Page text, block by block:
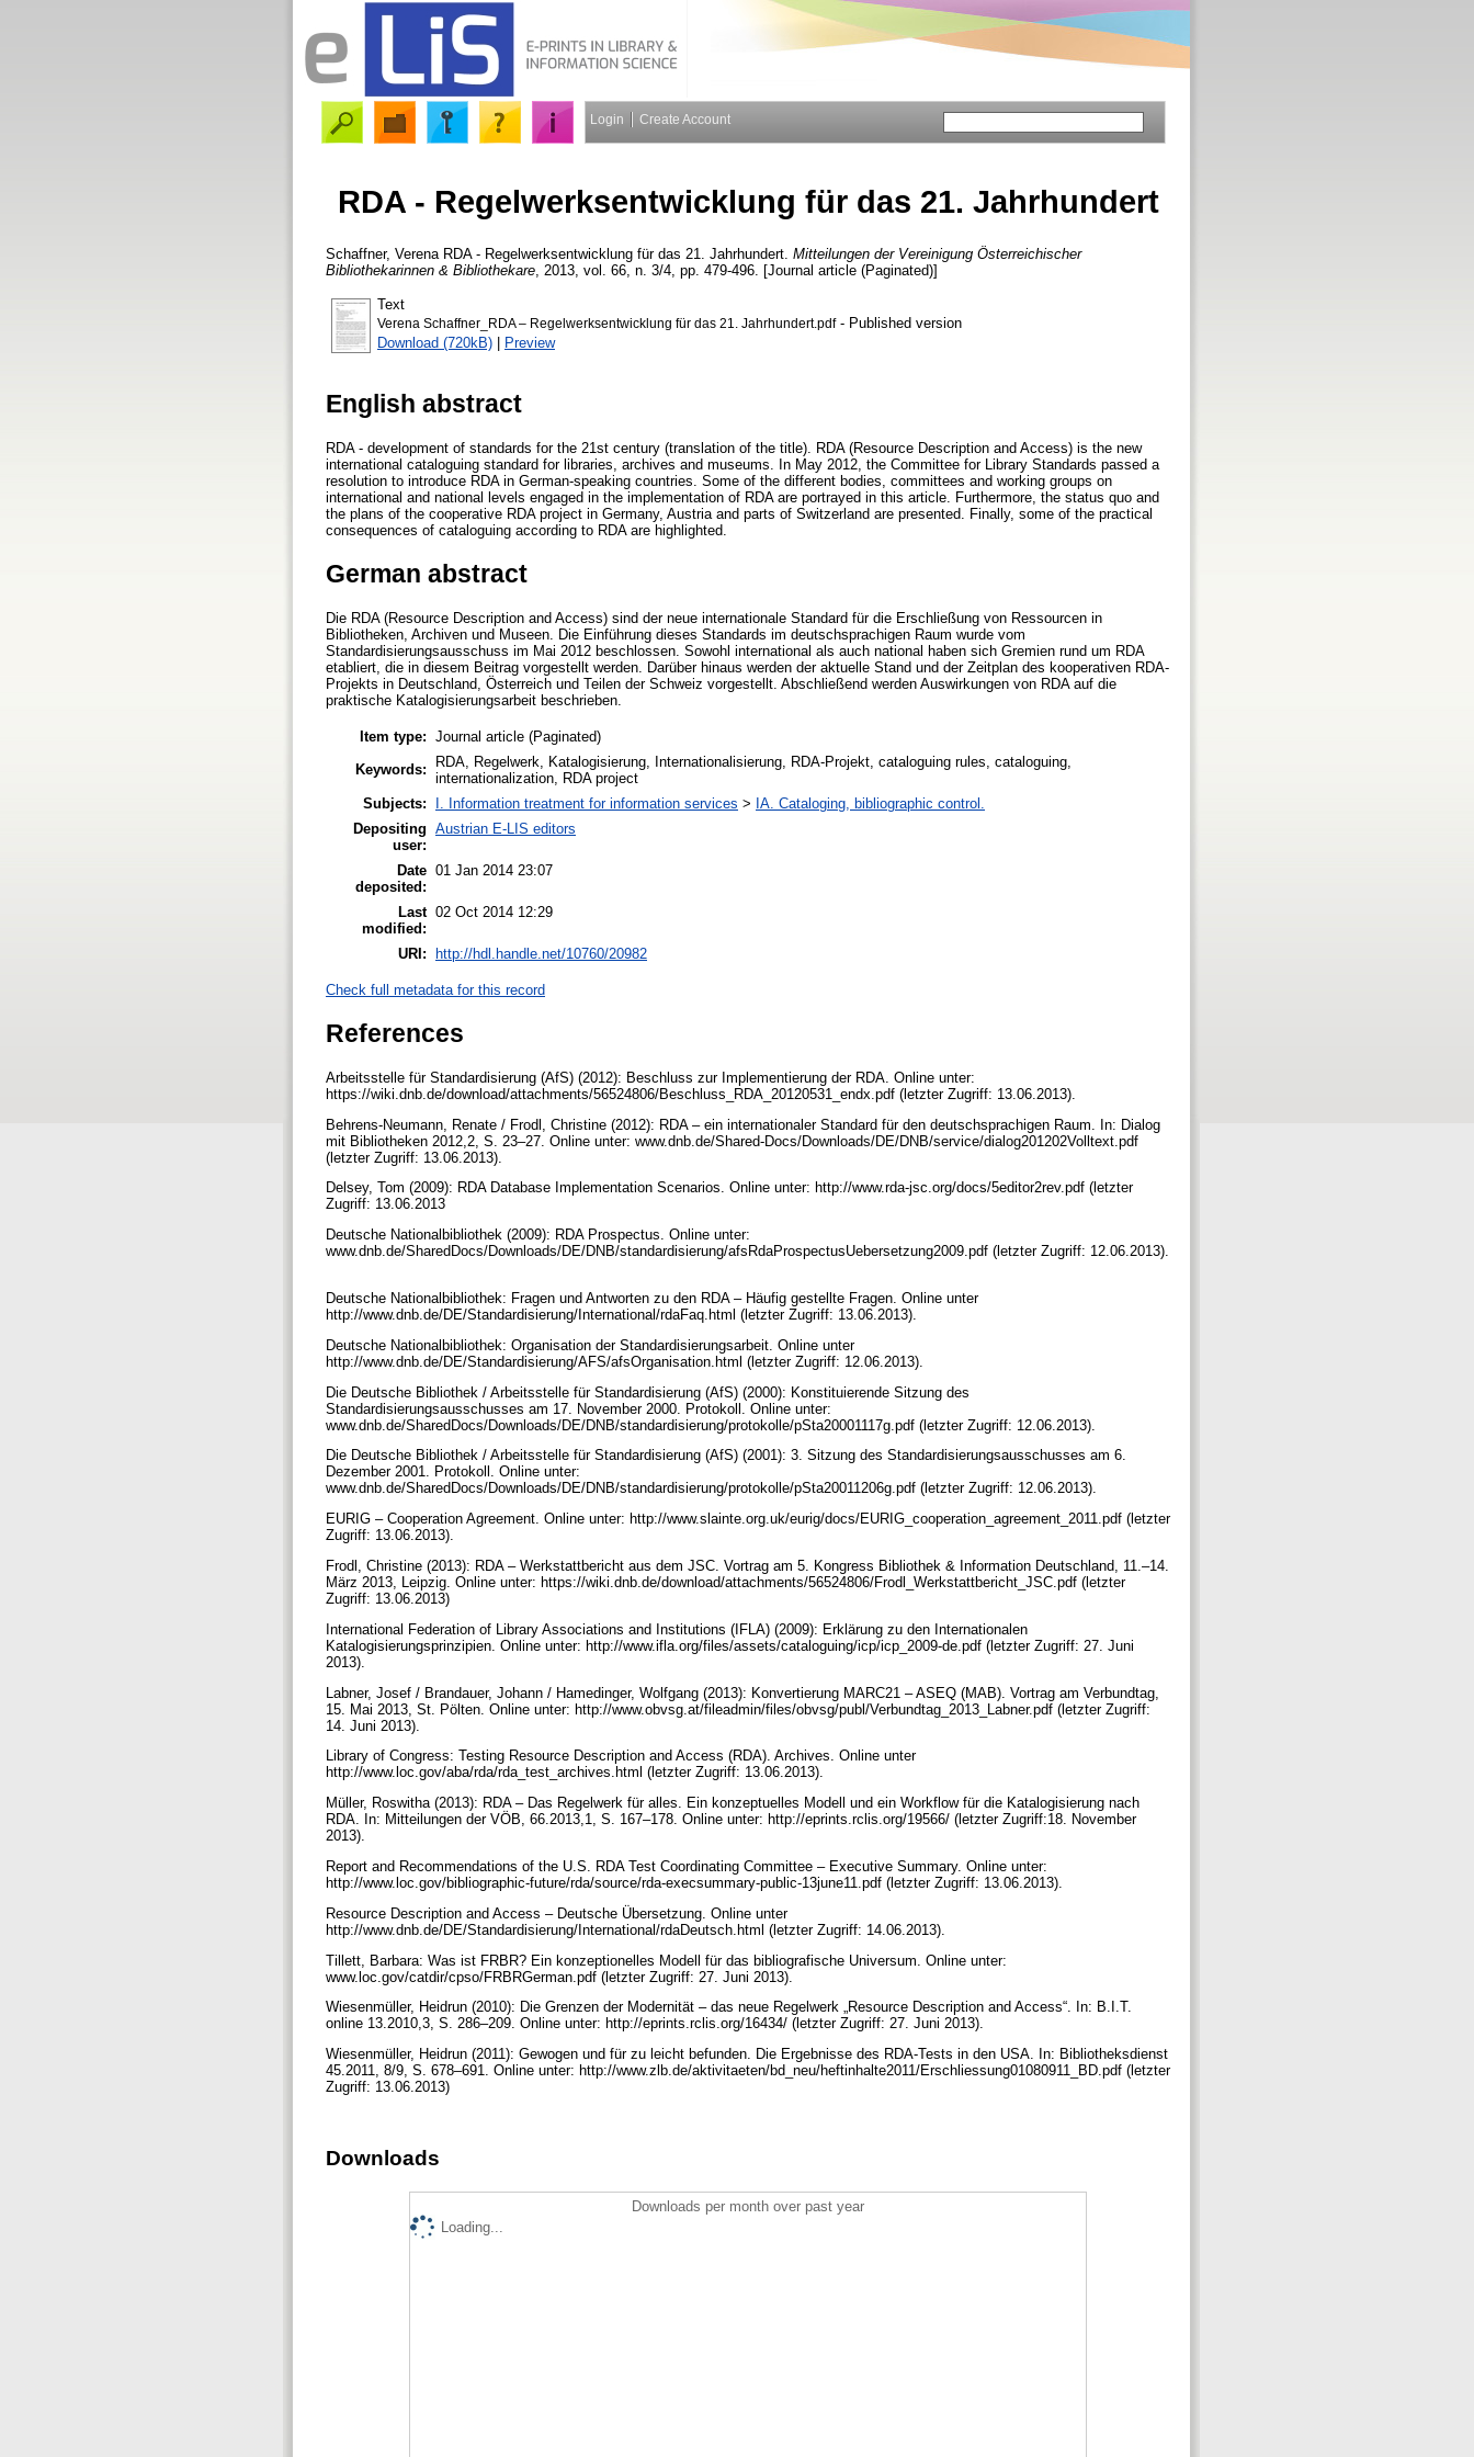
Login Create Account
RDA - Regelwerksentwicklung für das 21. Jahrhundert
Schaffner, Verena RDA - Regelwerksentwicklung für das 21. Jahrhundert. Mitteilungen der Vereinigung Österreichischer
Bibliothekarinnen & Bibliothekare , 2013, vol. 66, n. 3/4, pp. 479-496. [Journal article (Paginated)]
Text
Verena Schaffner_RDA – Regelwerksentwicklung für das 21. Jahrhundert.pdf- Published version
Download (720kB) | Preview
English abstract
RDA - development of standards for the 21st century (translation of the title). RDA (Resource Description and Access) is the new
international cataloguing standard for libraries, archives and museums. In May 2012, the Committee for Library Standards passed a
resolution to introduce RDA in German-speaking countries. Some of the different bodies, committees and working groups on
international and national levels engaged in the implementation of RDA are portrayed in this article. Furthermore, the status quo and
the plans of the cooperative RDA project in Germany, Austria and parts of Switzerland are presented. Finally, some of the practical
consequences of cataloguing according to RDA are highlighted.
German abstract
Die RDA (Resource Description and Access) sind der neue internationale Standard für die Erschließung von Ressourcen in
Bibliotheken, Archiven und Museen. Die Einführung dieses Standards im deutschsprachigen Raum wurde vom
Standardisierungsausschuss im Mai 2012 beschlossen. Sowohl international als auch national haben sich Gremien rund um RDA
etabliert, die in diesem Beitrag vorgestellt werden. Darüber hinaus werden der aktuelle Stand und der Zeitplan des kooperativen RDA-
Projekts in Deutschland, Österreich und Teilen der Schweiz vorgestellt. Abschließend werden Auswirkungen von RDA auf die
praktische Katalogisierungsarbeit beschrieben.
Item type: Journal article (Paginated)
Keywords:
RDA, Regelwerk, Katalogisierung, Internationalisierung, RDA-Projekt, cataloguing rules, cataloguing,
internationalization, RDA project
Subjects:
I. Information treatment for information services > IA. Cataloging, bibliographic control.
Depositing
user:
Austrian E-LIS editors
Date
deposited:
01 Jan 2014 23:07
Last
modified:
02 Oct 2014 12:29
URI: http://hdl.handle.net/10760/20982
Check full metadata for this record
References
Arbeitsstelle für Standardisierung (AfS) (2012): Beschluss zur Implementierung der RDA. Online unter:
https://wiki.dnb.de/download/attachments/56524806/Beschluss_RDA_20120531_endx.pdf (letzter Zugriff: 13.06.2013).
Behrens-Neumann, Renate / Frodl, Christine (2012): RDA – ein internationaler Standard für den deutschsprachigen Raum. In: Dialog
mit Bibliotheken 2012,2, S. 23–27. Online unter: www.dnb.de/Shared-Docs/Downloads/DE/DNB/service/dialog201202Volltext.pdf
(letzter Zugriff: 13.06.2013).
Delsey, Tom (2009): RDA Database Implementation Scenarios. Online unter: http://www.rda-jsc.org/docs/5editor2rev.pdf (letzter
Zugriff: 13.06.2013
Deutsche Nationalbibliothek (2009): RDA Prospectus. Online unter:
www.dnb.de/SharedDocs/Downloads/DE/DNB/standardisierung/afsRdaProspectusUebersetzung2009.pdf (letzter Zugriff: 12.06.2013).
Deutsche Nationalbibliothek: Fragen und Antworten zu den RDA – Häufig gestellte Fragen. Online unter
http://www.dnb.de/DE/Standardisierung/International/rdaFaq.html (letzter Zugriff: 13.06.2013).
Deutsche Nationalbibliothek: Organisation der Standardisierungsarbeit. Online unter
http://www.dnb.de/DE/Standardisierung/AFS/afsOrganisation.html (letzter Zugriff: 12.06.2013).
Die Deutsche Bibliothek / Arbeitsstelle für Standardisierung (AfS) (2000): Konstituierende Sitzung des
Standardisierungsausschusses am 17. November 2000. Protokoll. Online unter:
www.dnb.de/SharedDocs/Downloads/DE/DNB/standardisierung/protokolle/pSta20001117g.pdf (letzter Zugriff: 12.06.2013).
Die Deutsche Bibliothek / Arbeitsstelle für Standardisierung (AfS) (2001): 3. Sitzung des Standardisierungsausschusses am 6.
Dezember 2001. Protokoll. Online unter:
www.dnb.de/SharedDocs/Downloads/DE/DNB/standardisierung/protokolle/pSta20011206g.pdf (letzter Zugriff: 12.06.2013).
EURIG – Cooperation Agreement. Online unter: http://www.slainte.org.uk/eurig/docs/EURIG_cooperation_agreement_2011.pdf (letzter
Zugriff: 13.06.2013).
Frodl, Christine (2013): RDA – Werkstattbericht aus dem JSC. Vortrag am 5. Kongress Bibliothek & Information Deutschland, 11.–14.
März 2013, Leipzig. Online unter: https://wiki.dnb.de/download/attachments/56524806/Frodl_Werkstattbericht_JSC.pdf (letzter
Zugriff: 13.06.2013)
International Federation of Library Associations and Institutions (IFLA) (2009): Erklärung zu den Internationalen
Katalogisierungsprinzipien. Online unter: http://www.ifla.org/files/assets/cataloguing/icp/icp_2009-de.pdf (letzter Zugriff: 27. Juni
2013).
Labner, Josef / Brandauer, Johann / Hamedinger, Wolfgang (2013): Konvertierung MARC21 – ASEQ (MAB). Vortrag am Verbundtag,
15. Mai 2013, St. Pölten. Online unter: http://www.obvsg.at/fileadmin/files/obvsg/publ/Verbundtag_2013_Labner.pdf (letzter Zugriff:
14. Juni 2013).
Library of Congress: Testing Resource Description and Access (RDA). Archives. Online unter
http://www.loc.gov/aba/rda/rda_test_archives.html (letzter Zugriff: 13.06.2013).
Müller, Roswitha (2013): RDA – Das Regelwerk für alles. Ein konzeptuelles Modell und ein Workflow für die Katalogisierung nach
RDA. In: Mitteilungen der VÖB, 66.2013,1, S. 167–178. Online unter: http://eprints.rclis.org/19566/ (letzter Zugriff:18. November
2013).
Report and Recommendations of the U.S. RDA Test Coordinating Committee – Executive Summary. Online unter:
http://www.loc.gov/bibliographic-future/rda/source/rda-execsummary-public-13june11.pdf (letzter Zugriff: 13.06.2013).
Resource Description and Access – Deutsche Übersetzung. Online unter
http://www.dnb.de/DE/Standardisierung/International/rdaDeutsch.html (letzter Zugriff: 14.06.2013).
Tillett, Barbara: Was ist FRBR? Ein konzeptionelles Modell für das bibliografische Universum. Online unter:
www.loc.gov/catdir/cpso/FRBRGerman.pdf (letzter Zugriff: 27. Juni 2013).
Wiesenmüller, Heidrun (2010): Die Grenzen der Modernität – das neue Regelwerk „Resource Description and Access“. In: B.I.T.
online 13.2010,3, S. 286–209. Online unter: http://eprints.rclis.org/16434/ (letzter Zugriff: 27. Juni 2013).
Wiesenmüller, Heidrun (2011): Gewogen und für zu leicht befunden. Die Ergebnisse des RDA-Tests in den USA. In: Bibliotheksdienst
45.2011, 8/9, S. 678–691. Online unter: http://www.zlb.de/aktivitaeten/bd_neu/heftinhalte2011/Erschliessung01080911_BD.pdf (letzter
Zugriff: 13.06.2013)
Downloads
Downloads per month over past year
Loading...